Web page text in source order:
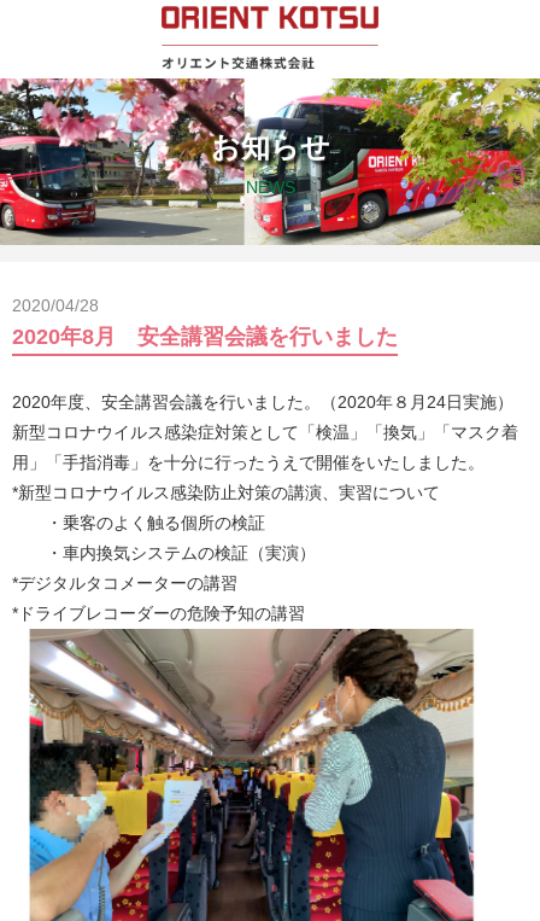
お知らせ
NEWS
2020/04/28
2020年8月 安全講習会議を行いました
2020年度、安全講習会議を行いました。（2020年８月24日実施）
新型コロナウイルス感染症対策として「検温」「換気」「マスク着
用」「手指消毒」を十分に行ったうえで開催をいたしました。
*新型コロナウイルス感染防止対策の講演、実習について
・乗客のよく触る個所の検証
・車内換気システムの検証（実演）
*デジタルタコメーターの講習
*ドライブレコーダーの危険予知の講習